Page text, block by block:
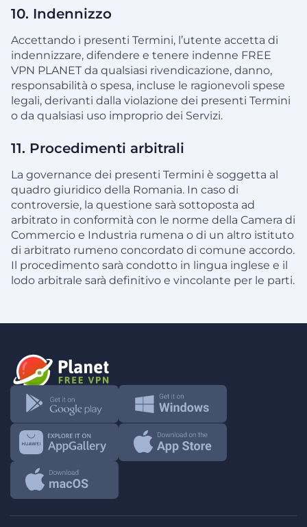
10. Indennizzo
Accettando i presenti Termini, l’utente accetta di
indennizzare, difendere e tenere indenne FREE
VPN PLANET da qualsiasi rivendicazione, danno,
responsabilità o spesa, incluse le ragionevoli spese
legali, derivanti dalla violazione dei presenti Termini
o da qualsiasi uso improprio dei Servizi.
11. Procedimenti arbitrali
La governance dei presenti Termini è soggetta al
quadro giuridico della Romania. In caso di
controversie, la questione sarà sottoposta ad
arbitrato in conformità con le norme della Camera di
Commercio e Industria rumena o di un altro istituto
di arbitrato rumeno concordato di comune accordo.
Il procedimento sarà condotto in lingua inglese e il
lodo arbitrale sarà definitivo e vincolante per le parti.